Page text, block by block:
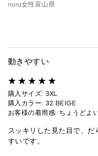
nora女性富山県
動きやすい
購入サイズ: 3XL
購入カラー: 32 BEIGE
お客様の着用感: ちょうどよ
スッキリした見た目で、
すいです。